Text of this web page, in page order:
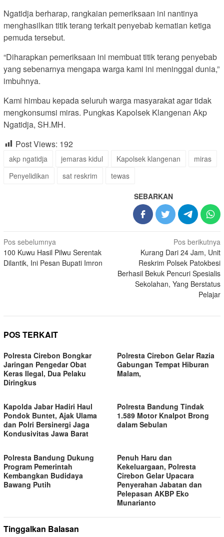
Ngatidja berharap, rangkaian pemeriksaan ini nantinya
menghasilkan titik terang terkait penyebab kematian ketiga
pemuda tersebut.
“Diharapkan pemeriksaan ini membuat titik terang penyebab
yang sebenarnya mengapa warga kami ini meninggal dunia,”
imbuhnya.
Kami himbau kepada seluruh warga masyarakat agar tidak
mengkonsumsi miras. Pungkas Kapolsek Klangenan Akp
Ngatidja, SH.MH.
Post Views: 192
akp ngatidja jemaras kidul Kapolsek klangenan
miras
Penyelidikan
sat reskrim tewas
SEBARKAN
Navigasi
pos
Pos sebelumnya
100 Kuwu Hasil Pilwu Serentak
Dilantik, Ini Pesan Bupati Imron
Pos berikutnya
Kurang Dari 24 Jam, Unit
Reskrim Polsek Patokbesi
Berhasil Bekuk Pencuri Spesialis
Sekolahan, Yang Berstatus
Pelajar
POS TERKAIT
Polresta Cirebon Bongkar
Jaringan Pengedar Obat
Keras Ilegal, Dua Pelaku
Diringkus
Polresta Cirebon Gelar Razia
Gabungan Tempat Hiburan
Malam,
Kapolda Jabar Hadiri Haul
Pondok Buntet, Ajak Ulama
dan Polri Bersinergi Jaga
Kondusivitas Jawa Barat
Polresta Bandung Tindak
1.589 Motor Knalpot Brong
dalam Sebulan
Polresta Bandung Dukung
Program Pemerintah
Kembangkan Budidaya
Bawang Putih
Penuh Haru dan
Kekeluargaan, Polresta
Cirebon Gelar Upacara
Penyerahan Jabatan dan
Pelepasan AKBP Eko
Munarianto
Tinggalkan Balasan